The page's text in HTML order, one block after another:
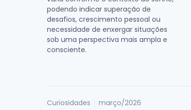
podendo indicar superação de
desafios, crescimento pessoal ou
necessidade de enxergar situações
sob uma perspectiva mais ampla e
consciente.
Curiosidades março/2026